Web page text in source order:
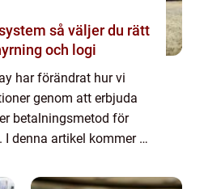
du rätt
och logi
har förändrat hur vi
genom att erbjuda
betalningsmetod för
I denna artikel kommer vi
och varför d...